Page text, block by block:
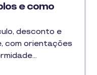
e como
desconto e
com orientações